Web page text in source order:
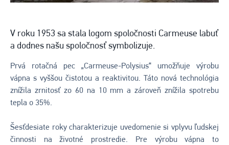
V roku 1953 sa stala logom spoločnosti Carmeuse labuť
a dodnes našu spoločnosť symbolizuje.
Prvá rotačná pec „Carmeuse-Polysius“ umožňuje výrobu
vápna s vyššou čistotou a reaktivitou. Táto nová technológia
znížila zrnitosť zo 60 na 10 mm a zároveň znížila spotrebu
tepla o 35%.
Šesťdesiate roky charakterizuje uvedomenie si vplyvu ľudskej
činnosti na životné prostredie. Pre výrobu vápna to